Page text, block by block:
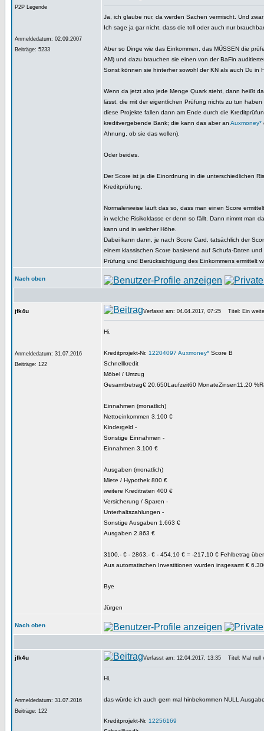
P2P Legende
Anmeldedatum: 02.09.2007
Beiträge: 5233
Ja, ich glaube nur, da werden Sachen vermischt. Und
Ich sage ja gar nicht, dass die toll oder auch nur
Aber so Dinge wie das Einkommen, das MÜSSEN die
AM) und dazu brauchen sie einen von der BaFin
Sonst können sie hinterher sowohl der KN als auch Du in
Wenn da jetzt also jede Menge Quark steht, dann heißt
lässt, die mit der eigentlichen Prüfung nichts zu tun
diese Projekte fallen dann am Ende durch die
kreditvergebende Bank; die kann das aber an Auxmoney*
Ahnung, ob sie das wollen).
Oder beides.
Der Score ist ja die Einordnung in die unterschiedlichen
Kreditprüfung.
Normalerweise läuft das so, dass man einen Score
in welche Risikoklasse er denn so fällt. Dann nimmt man
kann und in welcher Höhe.
Dabei kann dann, je nach Score Card, tatsächlich der
einem klassischen Score basierend auf Schufa-Daten
Prüfung und Berücksichtigung des Einkommens ermittelt
Nach oben
jfk4u
Anmeldedatum: 31.07.2016
Beiträge: 122
Verfasst am: 04.04.2017, 07:25 Titel: Ein
Hi,
Kreditprojekt-Nr. 12204097 Auxmoney* Score B
Schnellkredit
Möbel / Umzug
Gesamtbetrag€ 20.650Laufzeit60 MonateZinsen11,20
Einnahmen (monatlich)
Nettoeinkommen 3.100 €
Kindergeld -
Sonstige Einnahmen -
Einnahmen 3.100 €
Ausgaben (monatlich)
Miete / Hypothek 800 €
weitere Kreditraten 400 €
Versicherung / Sparen -
Unterhaltszahlungen -
Sonstige Ausgaben 1.663 €
Ausgaben 2.863 €
3100,- € - 2863,- € - 454,10 € = -217,10 € Fehlbetrag
Aus automatischen Investitionen wurden insgesamt €
Bye
Jürgen
Nach oben
jfk4u
Anmeldedatum: 31.07.2016
Beiträge: 122
Verfasst am: 12.04.2017, 13:35 Titel: Mal null
Hi,
das würde ich auch gern mal hinbekommen NULL
Kreditprojekt-Nr. 12256169